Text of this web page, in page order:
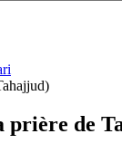
prière de